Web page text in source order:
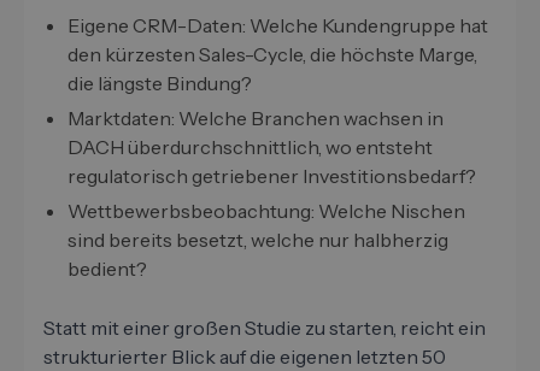
Eigene CRM-Daten: Welche Kundengruppe hat
den kürzesten Sales-Cycle, die höchste Marge,
die längste Bindung?
Marktdaten: Welche Branchen wachsen in
DACH überdurchschnittlich, wo entsteht
regulatorisch getriebener Investitionsbedarf?
Wettbewerbsbeobachtung: Welche Nischen
sind bereits besetzt, welche nur halbherzig
bedient?
Statt mit einer großen Studie zu starten, reicht ein
strukturierter Blick auf die eigenen letzten 50